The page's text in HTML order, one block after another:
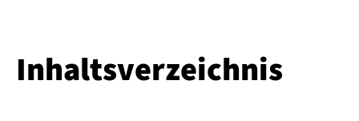
Inhaltsverzeichnis